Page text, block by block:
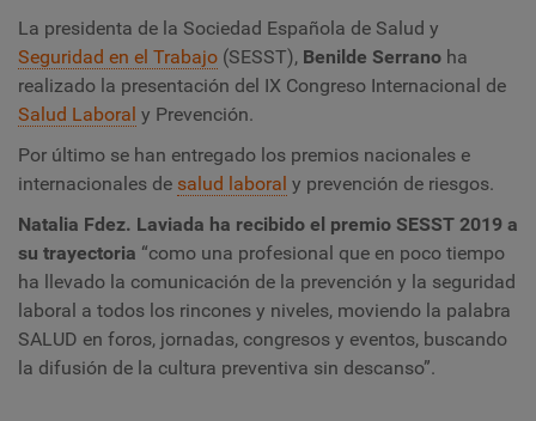
La presidenta de la Sociedad Española de Salud y
Seguridad en el Trabajo (SESST), Benilde Serrano ha
realizado la presentación del IX Congreso Internacional de
Salud Laboral y Prevención.
Por último se han entregado los premios nacionales e
internacionales de salud laboral y prevención de riesgos.
Natalia Fdez. Laviada ha recibido el premio SESST 2019 a
su trayectoria “como una profesional que en poco tiempo
ha llevado la comunicación de la prevención y la seguridad
laboral a todos los rincones y niveles, moviendo la palabra
SALUD en foros, jornadas, congresos y eventos, buscando
la difusión de la cultura preventiva sin descanso”.